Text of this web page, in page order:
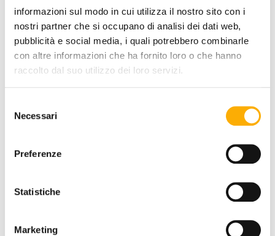
informazioni sul modo in cui utilizza il nostro sito con i
nostri partner che si occupano di analisi dei dati web,
pubblicità e social media, i quali potrebbero combinarle
con altre informazioni che ha fornito loro o che hanno
raccolto dal suo utilizzo dei loro servizi.
delNecessari
Preferenze
Statistiche
Marketing
RICHIEDI PREVENTIVO
INFORMAZIONI
MIGLIOR PREZZO GARANTITO
POTREBBERO
PIACERTI